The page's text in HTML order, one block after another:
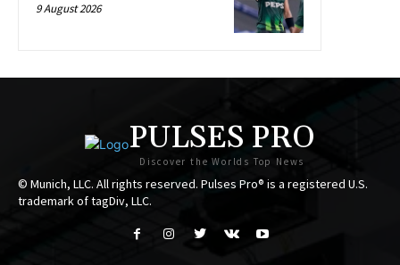
9 August 2026
PULSES PRO
Discover the Worlds Top News
© Munich, LLC. All rights reserved. Pulses Pro® is a registered U.S.
trademark of tagDiv, LLC.